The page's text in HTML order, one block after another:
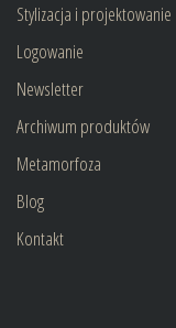
Stylizacja i projektowanie
Logowanie
Newsletter
Archiwum produktów
Metamorfoza
Blog
Kontakt